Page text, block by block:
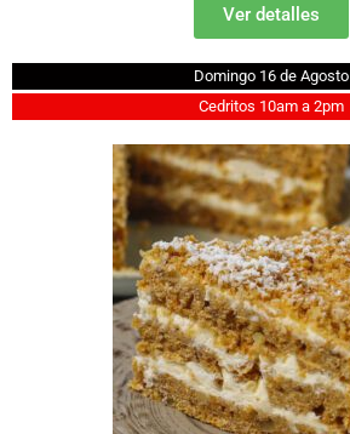
Ver detalles
Domingo 16 de Agosto
Cedritos 10am a 2pm